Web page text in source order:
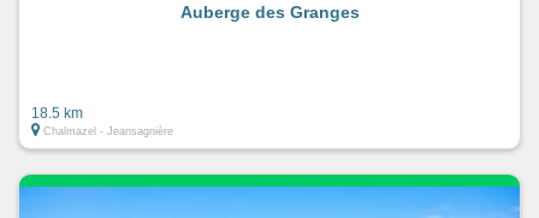
Auberge des Granges
18.5 km
Chalmazel - Jeansagnière